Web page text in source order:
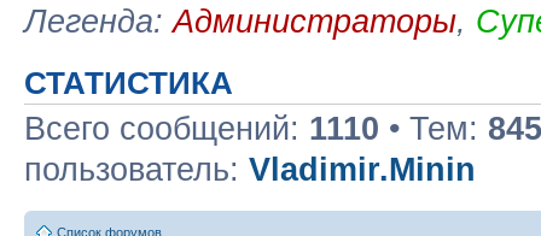
Легенда:Администраторы,
СТАТИСТИКА
Всего сообщений: 1110 • Тем: 845
пользователь: Vladimir.Minin
Список форумов